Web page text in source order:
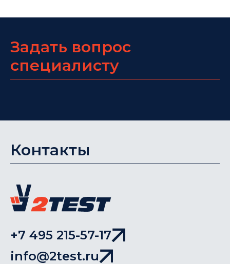
Задать вопрос
специалисту
Контакты
+7 495 215-57-17
info@2test.ru